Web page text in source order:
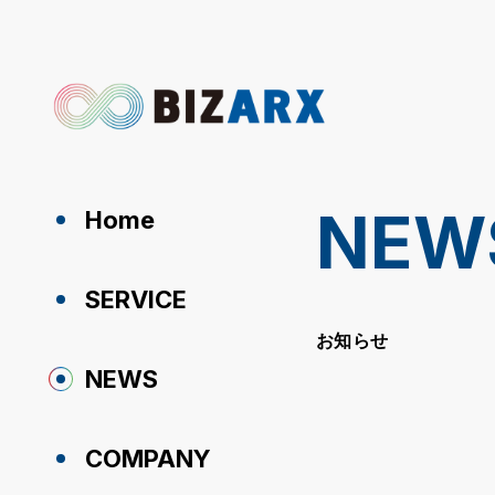
Home
SERVICE
NEWS
COMPANY
お知らせ